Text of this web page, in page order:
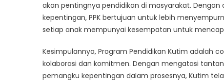
akan pentingnya pendidikan di masyarakat.
kepentingan, PPK bertujuan untuk lebih
setiap anak mempunyai kesempatan untuk
Kesimpulannya, Program Pendidikan Kutim adalah
kolaborasi dan komitmen. Dengan mengatasi
pemangku kepentingan dalam prosesnya, Kutim